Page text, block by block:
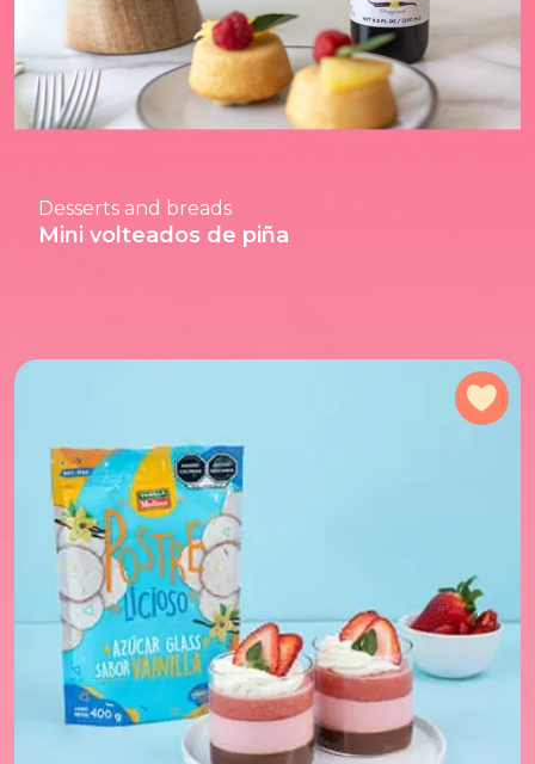
Desserts and breads
Mini volteados de piña